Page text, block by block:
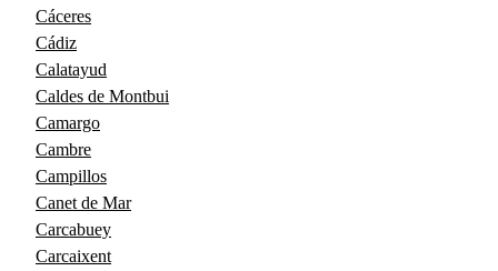
Cáceres
Cádiz
Calatayud
Caldes de Montbui
Camargo
Cambre
Campillos
Canet de Mar
Carcabuey
Carcaixent